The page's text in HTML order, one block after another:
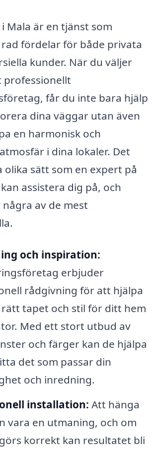
Mala är en tjänst som
fördelar för både privata
kunder. När du väljer
får du inte bara hjälp
dina väggar utan även
en harmonisk och
i dina lokaler. Det
olika sätt som en expert på
assistera dig på, och
av de mest
och inspiration:
erbjuder
rådgivning för att hjälpa
rätt tapet och stil för ditt hem
Med ett stort utbud av
och färger kan de hjälpa
det som passar din
och inredning.
installation: Att hänga
vara en utmaning, och om
korrekt kan resultatet bli